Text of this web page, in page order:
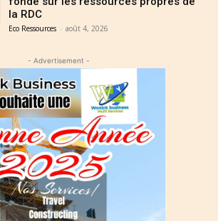
la RDC
Eco Ressources - août 4, 2026
- Advertisement -